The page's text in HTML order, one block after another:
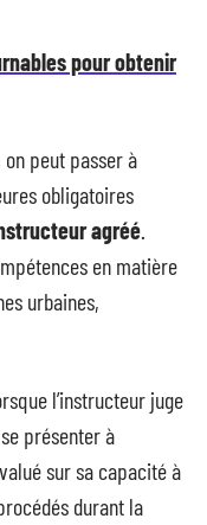
pour obtenir
peut passer à
obligatoires
agréé.
en matière
urbaines,
l’instructeur juge
présenter à
sur sa capacité à
durant la